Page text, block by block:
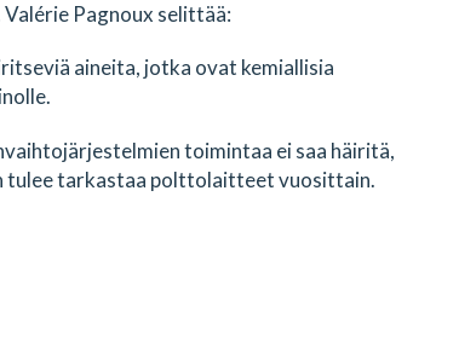
Pagnoux selittää:
aineita, jotka ovat kemiallisia
toimintaa ei saa häiritä,
tulee tarkastaa polttolaitteet vuosittain.